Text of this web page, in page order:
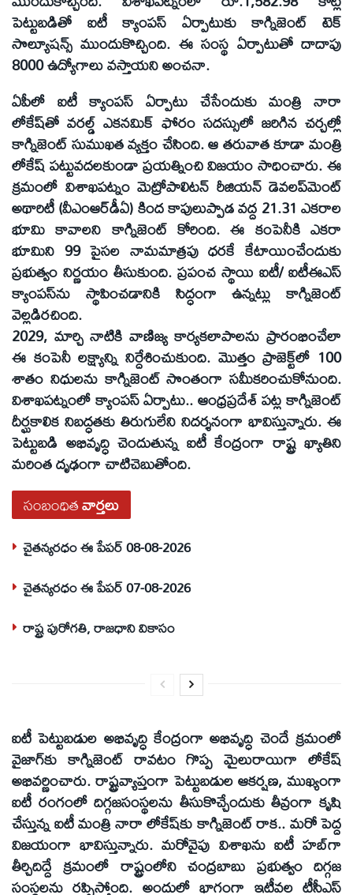
పెట్టుబడితో ఐటీ క్యాంపస్‌ ఏర్పాటుకు కాగ్నిజెంట్‌ టెక్‌
సొల్యూషన్స్‌ ముందుకొచ్చింది. ఈ సంస్థ ఏర్పాటుతో దాదాపు
8000 ఉద్యోగాలు వస్తాయని అంచనా.
ఏపీలో ఐటీ క్యాంపస్‌ ఏర్పాటు చేసేందుకు మంత్రి నారా
లోకేష్‌తో వరల్డ్‌ ఎకనమిక్‌ ఫోరం సదస్సులో జరిగిన చర్చల్లో
కాగ్నిజెంట్‌ సుముఖత వ్యక్తం చేసింది. ఆ తరువాత కూడా మంత్రి
లోకేష్‌ పట్టువదలకుండా ప్రయత్నించి విజయం సాధించారు. ఈ
క్రమంలో విశాఖపట్నం మెట్రోపాలిటన్‌ రీజియన్‌ డెవలప్‌మెంట్‌
అథారిటీ (వీఎంఆర్‌డీఏ) కింద కాపులుప్పాడ వద్ద 21.31 ఎకరాల
భూమి కావాలని కాగ్నిజెంట్‌ కోరింది. ఈ కంపెనీకి ఎకరా
భూమిని 99 పైసల నామమాత్రపు ధరకే కేటాయించేందుకు
ప్రభుత్వం నిర్ణయం తీసుకుంది. ప్రపంచ స్థాయి ఐటీ/ ఐటీఈఎస్‌
క్యాంపస్‌ను స్థాపించడానికి సిద్ధంగా ఉన్నట్లు కాగ్నిజెంట్‌
వెల్లడిరచింది.
2029, మార్చి నాటికి వాణిజ్య కార్యకలాపాలను ప్రారంభించేలా
ఈ కంపెనీ లక్ష్యాన్ని నిర్దేశించుకుంది. మొత్తం ప్రాజెక్ట్‌లో 100
శాతం నిధులను కాగ్నిజెంట్‌ సొంతంగా సమీకరించుకోనుంది.
విశాఖపట్నంలో క్యాంపస్‌ ఏర్పాటు.. ఆంధ్రప్రదేశ్‌ పట్ల కాగ్నిజెంట్‌
దీర్ఘకాలిక నిబద్ధతకు తిరుగులేని నిదర్శనంగా భావిస్తున్నారు. ఈ
పెట్టుబడి అభివృద్ధి చెందుతున్న ఐటీ కేంద్రంగా రాష్ట్ర ఖ్యాతిని
మరింత దృఢంగా చాటిచెబుతోంది.
సంబంధితవార్తలు
చైతన్యరధం ఈ పేపర్ 08-08-2026
చైతన్యరధం ఈ పేపర్ 07-08-2026
రాష్ట్ర పురోగతి, రాజధాని వికాసం
ఐటీ పెట్టుబడుల అభివృద్ధి కేంద్రంగా అభివృద్ధి చెందే క్రమంలో
వైజాగ్‌కు కాగ్నిజెంట్‌ రావటం గొప్ప మైలురాయిగా లోకేష్‌
అభివర్ణించారు. రాష్ట్రవ్యాప్తంగా పెట్టుబడుల ఆకర్షణ, ముఖ్యంగా
ఐటీ రంగంలో దిగ్గజసంస్థలను తీసుకొచ్చేందుకు తీవ్రంగా కృషి
చేస్తున్న ఐటీ మంత్రి నారా లోకేష్‌కు కాగ్నిజెంట్‌ రాక.. మరో పెద్ద
విజయంగా భావిస్తున్నారు. మరోవైపు విశాఖను ఐటీ హబ్‌గా
తీర్చిదిద్దే క్రమంలో రాష్ట్రంలోని చంద్రబాబు ప్రభుత్వం దిగ్గజ
సంస్థలను రప్పిస్తోంది. అందులో భాగంగా ఇటీవల టీసీఎస్‌